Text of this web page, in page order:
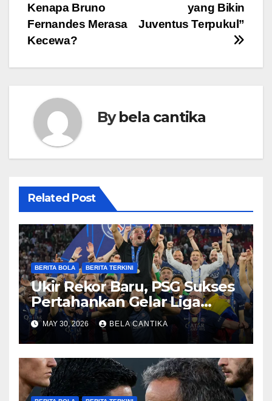
yang Bikin
Juventus Terpukul”
Kenapa Bruno
Fernandes Merasa
Kecewa?
Bybela cantika
Related Post
BERITA BOLA BERITA TERKINI
Ukir Rekor Baru, PSG Sukses
Pertahankan Gelar Liga
Champions
MAY 30, 2026 BELA CANTIKA